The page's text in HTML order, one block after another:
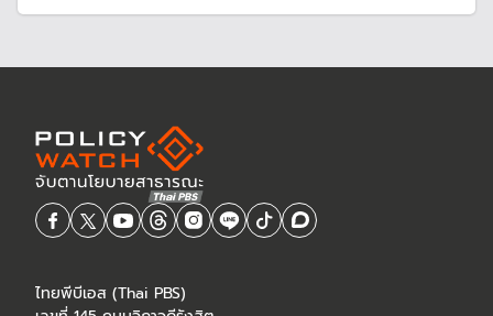
แต่ด้วยปัจจัยต่าง ๆ ทำให้ผู้ซื้อมีการตัดสินใจต่างกันในการใช้
ไทยพีบีเอส (Thai PBS)